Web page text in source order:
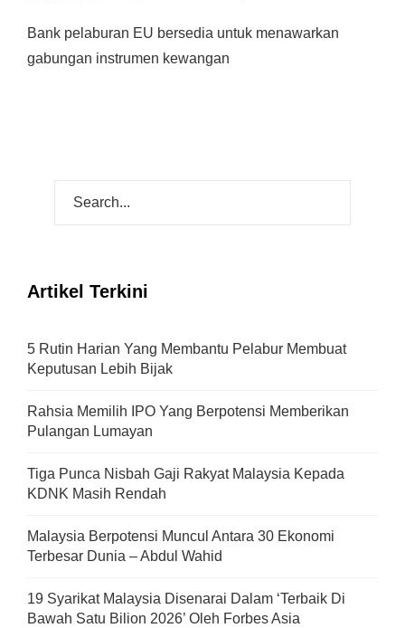
Bank pelaburan EU bersedia untuk menawarkan
gabungan instrumen kewangan
Artikel Terkini
5 Rutin Harian Yang Membantu Pelabur Membuat
Keputusan Lebih Bijak
Rahsia Memilih IPO Yang Berpotensi Memberikan
Pulangan Lumayan
Tiga Punca Nisbah Gaji Rakyat Malaysia Kepada
KDNK Masih Rendah
Malaysia Berpotensi Muncul Antara 30 Ekonomi
Terbesar Dunia – Abdul Wahid
19 Syarikat Malaysia Disenarai Dalam ‘Terbaik Di
Bawah Satu Bilion 2026’ Oleh Forbes Asia